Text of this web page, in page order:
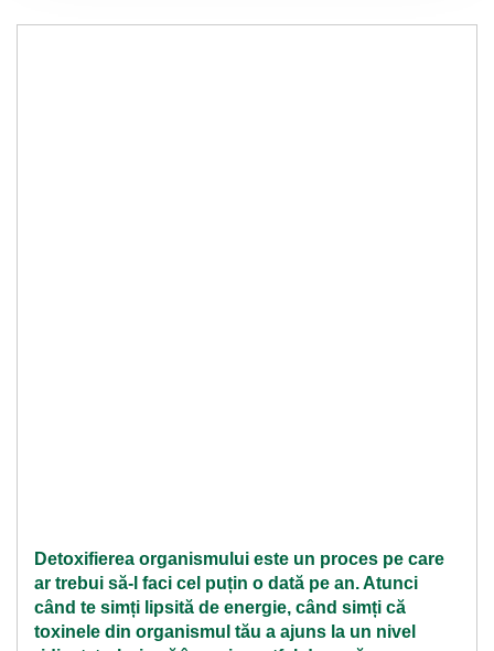
Detoxifierea organismului este un proces pe care
ar trebui să-l faci cel puțin o dată pe an. Atunci
când te simți lipsită de energie, când simți că
toxinele din organismul tău a ajuns la un nivel